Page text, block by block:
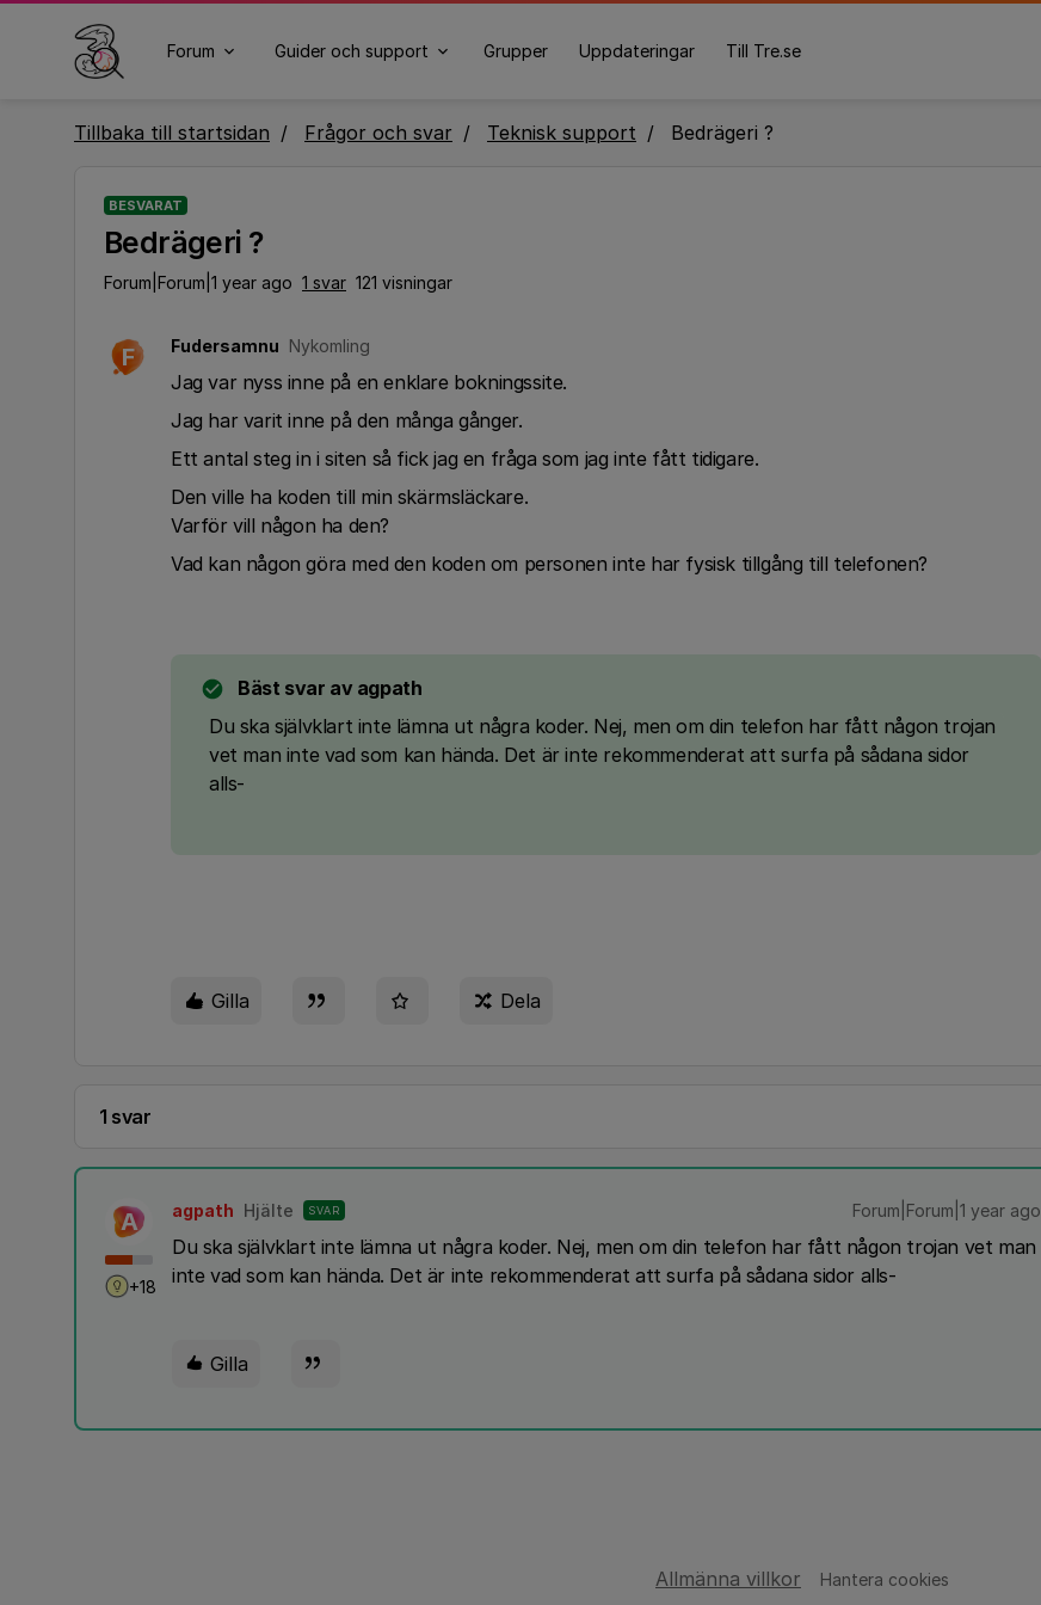
Forum Guider och support Grupper Uppdateringar Till Tre.se
Tillbaka till startsidan Frågor och svar Teknisk support Bedrägeri ?
BESVARAT
Bedrägeri ?
Forum|Forum|1 year ago 1 svar 121 visningar
F Fudersamnu Nykomling
Jag var nyss inne på en enklare bokningssite.
Jag har varit inne på den många gånger.
Ett antal steg in i siten så fick jag en fråga som jag inte fått tidigare.
Den ville ha koden till min skärmsläckare.
Varför vill någon ha den?
Vad kan någon göra med den koden om personen inte har fysisk tillgång till telefonen?
Bäst svar av agpath
Du ska självklart inte lämna ut några koder. Nej, men om din telefon har fått någon trojan
vet man inte vad som kan hända. Det är inte rekommenderat att surfa på sådana sidor
alls-
Gilla Dela
1 svar
A
+18
agpath Hjälte SVAR Forum|Forum|1 year ago
Du ska självklart inte lämna ut några koder. Nej, men om din telefon har fått någon trojan vet man
inte vad som kan hända. Det är inte rekommenderat att surfa på sådana sidor alls-
Gilla
Allmänna villkor Hantera cookies